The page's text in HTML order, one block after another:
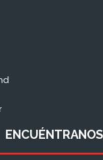
ENCUÉNTRANOS